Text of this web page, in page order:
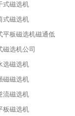
式磁选机
式磁选机
平板磁选机磁通低
磁选机公司
选磁选机
磁磁选机
流磁选机
板磁选机